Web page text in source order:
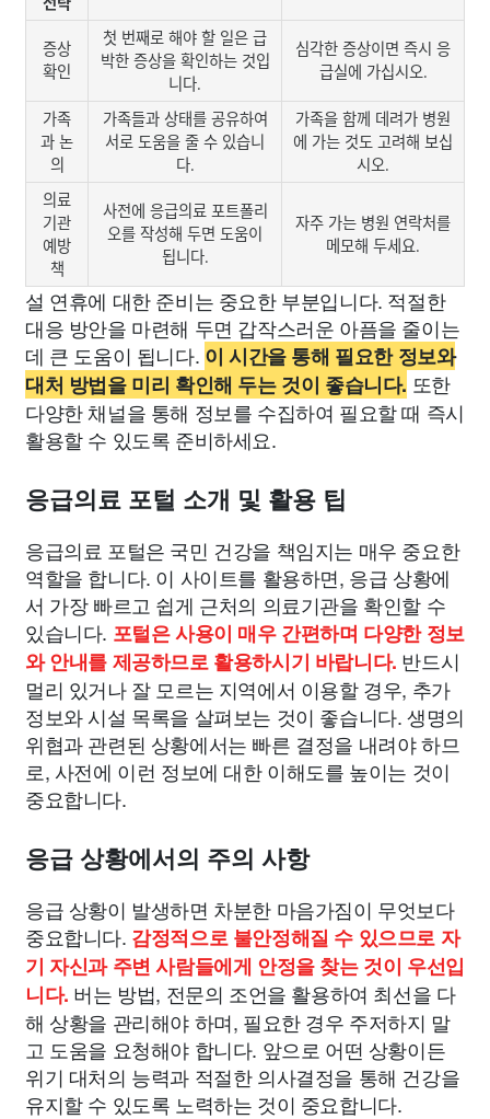
증상
확인
첫 번째로 해야 할 일은 급
박한 증상을 확인하는 것입
니다.
심각한 증상이면 즉시 응
급실에 가십시오.
가족
과 논
의
가족들과 상태를 공유하여
서로 도움을 줄 수 있습니
다.
가족을 함께 데려가 병원
에 가는 것도 고려해 보십
시오.
의료
기관
예방
책
사전에 응급의료 포트폴리
오를 작성해 두면 도움이
됩니다.
자주 가는 병원 연락처를
메모해 두세요.
설 연휴에 대한 준비는 중요한 부분입니다. 적절한
대응 방안을 마련해 두면 갑작스러운 아픔을 줄이는
데 큰 도움이 됩니다. 이 시간을 통해 필요한 정보와
대처 방법을 미리 확인해 두는 것이 좋습니다. 또한
다양한 채널을 통해 정보를 수집하여 필요할 때 즉시
활용할 수 있도록 준비하세요.
응급의료 포털 소개 및 활용 팁
응급의료 포털은 국민 건강을 책임지는 매우 중요한
역할을 합니다. 이 사이트를 활용하면, 응급 상황에
서 가장 빠르고 쉽게 근처의 의료기관을 확인할 수
있습니다. 포털은 사용이 매우 간편하며 다양한 정보
와 안내를 제공하므로 활용하시기 바랍니다. 반드시
멀리 있거나 잘 모르는 지역에서 이용할 경우, 추가
정보와 시설 목록을 살펴보는 것이 좋습니다. 생명의
위협과 관련된 상황에서는 빠른 결정을 내려야 하므
로, 사전에 이런 정보에 대한 이해도를 높이는 것이
중요합니다.
응급 상황에서의 주의 사항
응급 상황이 발생하면 차분한 마음가짐이 무엇보다
중요합니다. 감정적으로 불안정해질 수 있으므로 자
기 자신과 주변 사람들에게 안정을 찾는 것이 우선입
니다. 버는 방법, 전문의 조언을 활용하여 최선을 다
해 상황을 관리해야 하며, 필요한 경우 주저하지 말
고 도움을 요청해야 합니다. 앞으로 어떤 상황이든
위기 대처의 능력과 적절한 의사결정을 통해 건강을
유지할 수 있도록 노력하는 것이 중요합니다.